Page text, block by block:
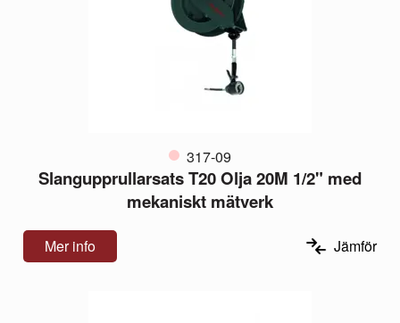
317-09
Slangupprullarsats T20 Olja 20M 1/2" med
mekaniskt mätverk
Mer info Jämför